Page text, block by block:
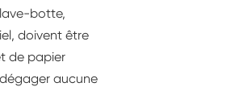
botte,
doivent être
de papier
aucune